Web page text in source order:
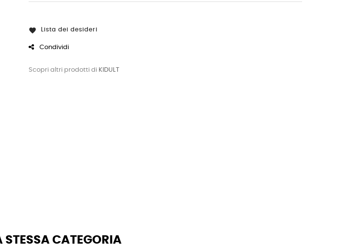
 Lista dei desideri
Condividi
Scopri altri prodotti di KIDULT
STESSA CATEGORIA